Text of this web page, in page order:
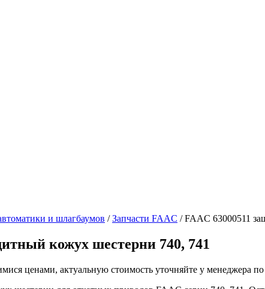
и шлагбаумов /Запчасти FAAC / FAAC 63000511
кожух шестерни 740, 741
ценами, актуальную стоимость уточняйте у менеджера по